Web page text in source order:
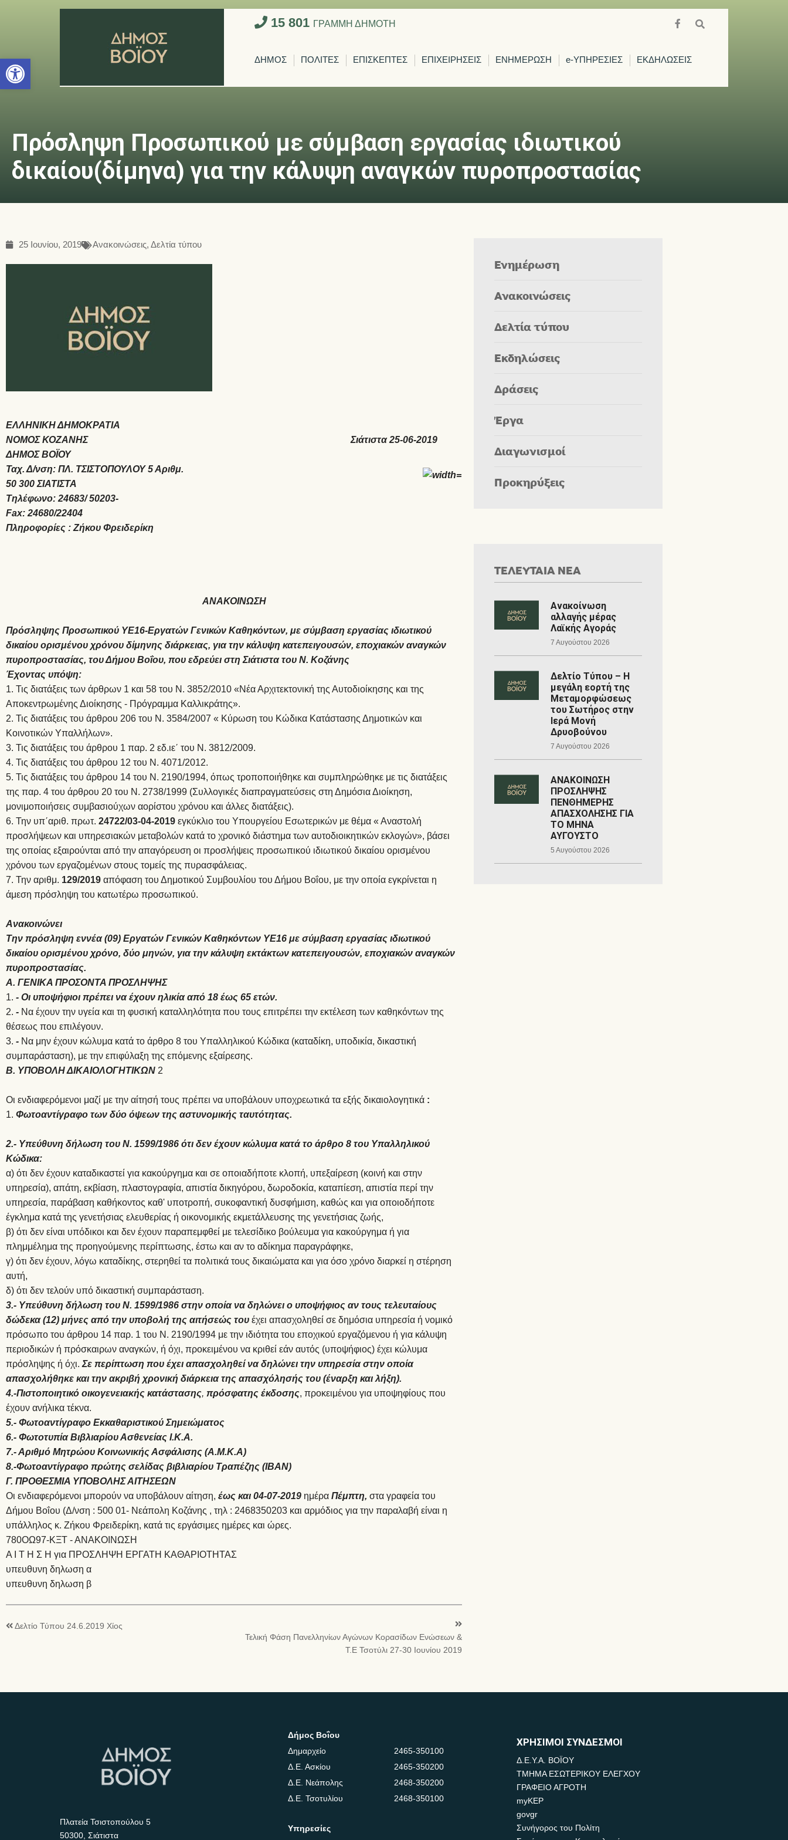
Ανοίξτε τη γραμμή εργαλείων
15 801 ΓΡΑΜΜΗ ΔΗΜΟΤΗ
ΔΗΜΟΣ ΠΟΛΙΤΕΣ ΕΠΙΣΚΕΠΤΕΣ ΕΠΙΧΕΙΡΗΣΕΙΣ ΕΝΗΜΕΡΩΣΗ e-ΥΠΗΡΕΣΙΕΣ ΕΚΔΗΛΩΣΕΙΣ
Πρόσληψη Προσωπικού με σύμβαση εργασίας ιδιωτικού
δικαίου(δίμηνα) για την κάλυψη αναγκών πυροπροστασίας
25 Ιουνίου, 2019 Ανακοινώσεις,Δελτία τύπου
ΕΛΛΗΝΙΚΗ ΔΗΜΟΚΡΑΤΙΑ
ΝΟΜΟΣ ΚΟΖΑΝΗΣ Σιάτιστα 25-06-2019
ΔΗΜΟΣ ΒΟΪΟΥ
Ταχ. Δ/νση: ΠΛ. ΤΣΙΣΤΟΠΟΥΛΟΥ 5 Αριθμ.
50 300 ΣΙΑΤΙΣΤΑ
Τηλέφωνο: 24683/ 50203-
Fax: 24680/22404
Πληροφορίες : Ζήκου Φρειδερίκη
ΑΝΑΚΟΙΝΩΣΗ
Πρόσληψης Προσωπικού ΥΕ16-Εργατών Γενικών Καθηκόντων, με σύμβαση εργασίας ιδιωτικού
δικαίου ορισμένου χρόνου δίμηνης διάρκειας, για την κάλυψη κατεπειγουσών, εποχιακών αναγκών
πυροπροστασίας, του Δήμου Βοΐου, που εδρεύει στη Σιάτιστα του Ν. Κοζάνης
Έχοντας υπόψη:
Τις διατάξεις των άρθρων 1 και 58 του Ν. 3852/2010 «Νέα Αρχιτεκτονική της Αυτοδιοίκησης και της
Αποκεντρωμένης Διοίκησης - Πρόγραμμα Καλλικράτης».
Τις διατάξεις του άρθρου 206 του Ν. 3584/2007 « Κύρωση του Κώδικα Κατάστασης Δημοτικών και
Κοινοτικών Υπαλλήλων».
Τις διατάξεις του άρθρου 1 παρ. 2 εδ.ιε΄ του Ν. 3812/2009.
Τις διατάξεις του άρθρου 12 του Ν. 4071/2012.
Τις διατάξεις του άρθρου 14 του Ν. 2190/1994, όπως τροποποιήθηκε και συμπληρώθηκε με τις διατάξεις
της παρ. 4 του άρθρου 20 του Ν. 2738/1999 (Συλλογικές διαπραγματεύσεις στη Δημόσια Διοίκηση,
μονιμοποιήσεις συμβασιούχων αορίστου χρόνου και άλλες διατάξεις).
Την υπ΄αριθ. πρωτ. 24722/03-04-2019εγκύκλιο του Υπουργείου Εσωτερικών με θέμα « Αναστολή
προσλήψεων και υπηρεσιακών μεταβολών κατά το χρονικό διάστημα των αυτοδιοικητικών εκλογών», βάσει
της οποίας εξαιρούνται από την απαγόρευση οι προσλήψεις προσωπικού ιδιωτικού δικαίου ορισμένου
χρόνου των εργαζομένων στους τομείς της πυρασφάλειας.
Την αριθμ. 129/2019απόφαση του Δημοτικού Συμβουλίου του Δήμου Βοΐου, με την οποία εγκρίνεται η
άμεση πρόσληψη του κατωτέρω προσωπικού.
Ανακοινώνει
Την πρόσληψη εννέα (09) Εργατών Γενικών Καθηκόντων ΥΕ16 με σύμβαση εργασίας ιδιωτικού
δικαίου ορισμένου χρόνο, δύο μηνών, για την κάλυψη εκτάκτων κατεπειγουσών, εποχιακών αναγκών
πυροπροστασίας.
Α. ΓΕΝΙΚΑ ΠΡΟΣΟΝΤΑ ΠΡΟΣΛΗΨΗΣ
- Οι υποψήφιοι πρέπει να έχουν ηλικία από 18 έως 65 ετών.
- Να έχουν την υγεία και τη φυσική καταλληλότητα που τους επιτρέπει την εκτέλεση των καθηκόντων της
θέσεως που επιλέγουν.
- Να μην έχουν κώλυμα κατά το άρθρο 8 του Υπαλληλικού Κώδικα (καταδίκη, υποδικία, δικαστική
συμπαράσταση), με την επιφύλαξη της επόμενης εξαίρεσης.
Β. ΥΠΟΒΟΛΗ ΔΙΚΑΙΟΛΟΓΗΤΙΚΩΝ2
Οι ενδιαφερόμενοι μαζί με την αίτησή τους πρέπει να υποβάλουν υποχρεωτικά τα εξής δικαιολογητικά :
Φωτοαντίγραφο των δύο όψεων της αστυνομικής ταυτότητας.
2.- Υπεύθυνη δήλωση του Ν. 1599/1986 ότι δεν έχουν κώλυμα κατά το άρθρο 8 του Υπαλληλικού
Κώδικα:
α) ότι δεν έχουν καταδικαστεί για κακούργημα και σε οποιαδήποτε κλοπή, υπεξαίρεση (κοινή και στην
υπηρεσία), απάτη, εκβίαση, πλαστογραφία, απιστία δικηγόρου, δωροδοκία, καταπίεση, απιστία περί την
υπηρεσία, παράβαση καθήκοντος καθ' υποτροπή, συκοφαντική δυσφήμιση, καθώς και για οποιοδήποτε
έγκλημα κατά της γενετήσιας ελευθερίας ή οικονομικής εκμετάλλευσης της γενετήσιας ζωής,
β) ότι δεν είναι υπόδικοι και δεν έχουν παραπεμφθεί με τελεσίδικο βούλευμα για κακούργημα ή για
πλημμέλημα της προηγούμενης περίπτωσης, έστω και αν το αδίκημα παραγράφηκε,
γ) ότι δεν έχουν, λόγω καταδίκης, στερηθεί τα πολιτικά τους δικαιώματα και για όσο χρόνο διαρκεί η στέρηση
αυτή,
δ) ότι δεν τελούν υπό δικαστική συμπαράσταση.
3.- Υπεύθυνη δήλωση του Ν. 1599/1986 στην οποία να δηλώνει ο υποψήφιος αν τους τελευταίους
δώδεκα (12) μήνες από την υποβολή της αιτήσεώς τουέχει απασχοληθεί σε δημόσια υπηρεσία ή νομικό
πρόσωπο του άρθρου 14 παρ. 1 του Ν. 2190/1994 με την ιδιότητα του εποχικού εργαζόμενου ή για κάλυψη
περιοδικών ή πρόσκαιρων αναγκών, ή όχι, προκειμένου να κριθεί εάν αυτός (υποψήφιος) έχει κώλυμα
πρόσληψης ή όχι.Σε περίπτωση που έχει απασχοληθεί να δηλώνει την υπηρεσία στην οποία
απασχολήθηκε και την ακριβή χρονική διάρκεια της απασχόλησής του (έναρξη και λήξη).
4.-Πιστοποιητικό οικογενειακής κατάστασης, πρόσφατης έκδοσης, προκειμένου για υποψηφίους που
έχουν ανήλικα τέκνα.
5.- Φωτοαντίγραφο Εκκαθαριστικού Σημειώματος
6.- Φωτοτυπία Βιβλιαρίου Ασθενείας Ι.Κ.Α.
7.- Αριθμό Μητρώου Κοινωνικής Ασφάλισης (Α.Μ.Κ.Α)
8.-Φωτοαντίγραφο πρώτης σελίδας βιβλιαρίου Τραπέζης (ΙΒΑΝ)
Γ. ΠΡΟΘΕΣΜΙΑ ΥΠΟΒΟΛΗΣ ΑΙΤΗΣΕΩΝ
Οι ενδιαφερόμενοι μπορούν να υποβάλουν αίτηση, έως και 04-07-2019 ημέραΠέμπτη, στα γραφεία του
Δήμου Βοΐου (Δ/νση : 500 01- Νεάπολη Κοζάνης , τηλ : 2468350203 και αρμόδιος για την παραλαβή είναι η
υπάλληλος κ. Ζήκου Φρειδερίκη, κατά τις εργάσιμες ημέρες και ώρες.
780ΟΩ97-ΚΞΤ - ΑΝΑΚΟΙΝΩΣΗ
Α Ι Τ Η Σ Η για ΠΡΟΣΛΗΨΗ ΕΡΓΑΤΗ ΚΑΘΑΡΙΟΤΗΤΑΣ
υπευθυνη δηλωση α
υπευθυνη δηλωση β
Δελτίο Τύπου 24.6.2019 Χίος
Τελική Φάση Πανελληνίων Αγώνων Κορασίδων Ενώσεων &
Τ.Ε Τσοτύλι 27-30 Ιουνίου 2019
Ενημέρωση
Ανακοινώσεις
Δελτία τύπου
Εκδηλώσεις
Δράσεις
Έργα
Διαγωνισμοί
Προκηρύξεις
ΤΕΛΕΥΤΑΙΑ ΝΕΑ
Ανακοίνωση
αλλαγής μέρας
Λαϊκής Αγοράς
7 Αυγούστου 2026
Δελτίο Τύπου – Η
μεγάλη εορτή της
Μεταμορφώσεως
του Σωτήρος στην
Ιερά Μονή
Δρυοβούνου
7 Αυγούστου 2026
ΑΝΑΚΟΙΝΩΣΗ
ΠΡΟΣΛΗΨΗΣ
ΠΕΝΘΗΜΕΡΗΣ
ΑΠΑΣΧΟΛΗΣΗΣ ΓΙΑ
ΤΟ ΜΗΝΑ
ΑΥΓΟΥΣΤΟ
5 Αυγούστου 2026
Πλατεία Τσιστοπούλου 5
50300, Σιάτιστα
Δήμος Βοΐου
Δημαρχείο
2465-350100
Δ.Ε. Ασκίου
2465-350200
Δ.Ε. Νεάπολης
2468-350200
Δ.Ε. Τσοτυλίου
2468-350100
Υπηρεσίες
ΧΡΗΣΙΜΟΙ ΣΥΝΔΕΣΜΟΙ
Δ.Ε.Υ.Α. ΒΟΪΟΥ
ΤΜΗΜΑ ΕΣΩΤΕΡΙΚΟΥ ΕΛΕΓΧΟΥ
ΓΡΑΦΕΙΟ ΑΓΡΟΤΗ
myKEP
govgr
Συνήγορος του Πολίτη